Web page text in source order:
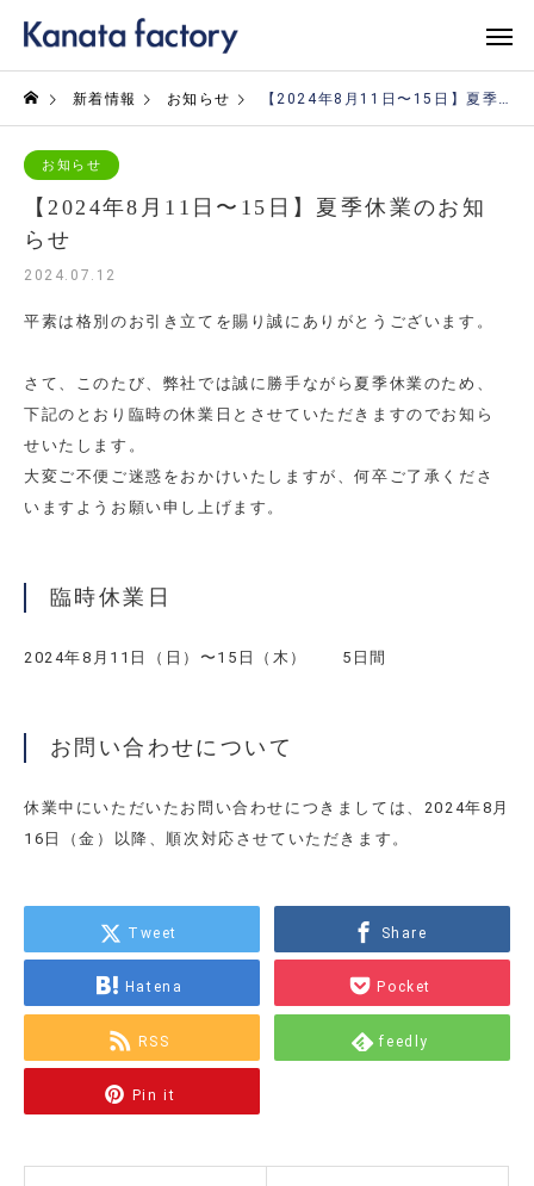
新着情報 お知らせ 【2024年8月11日〜15日】夏季休業のお知らせ
お知らせ
【2024年8月11日〜15日】夏季休業のお知
らせ
2024.07.12
平素は格別のお引き立てを賜り誠にありがとうございます。
さて、このたび、弊社では誠に勝手ながら夏季休業のため、
下記のとおり臨時の休業日とさせていただきますのでお知ら
せいたします。
大変ご不便ご迷惑をおかけいたしますが、何卒ご了承くださ
いますようお願い申し上げます。
臨時休業日
2024年8月11日（日）〜15日（木） 5日間
お問い合わせについて
休業中にいただいたお問い合わせにつきましては、2024年8月
16日（金）以降、順次対応させていただきます。
Tweet Share
Hatena Pocket
RSS feedly
Pin it